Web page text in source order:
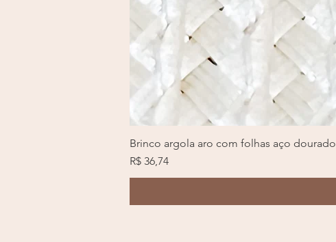
Brinco argola aro com folhas aço dourado
Preço
R$ 36,74